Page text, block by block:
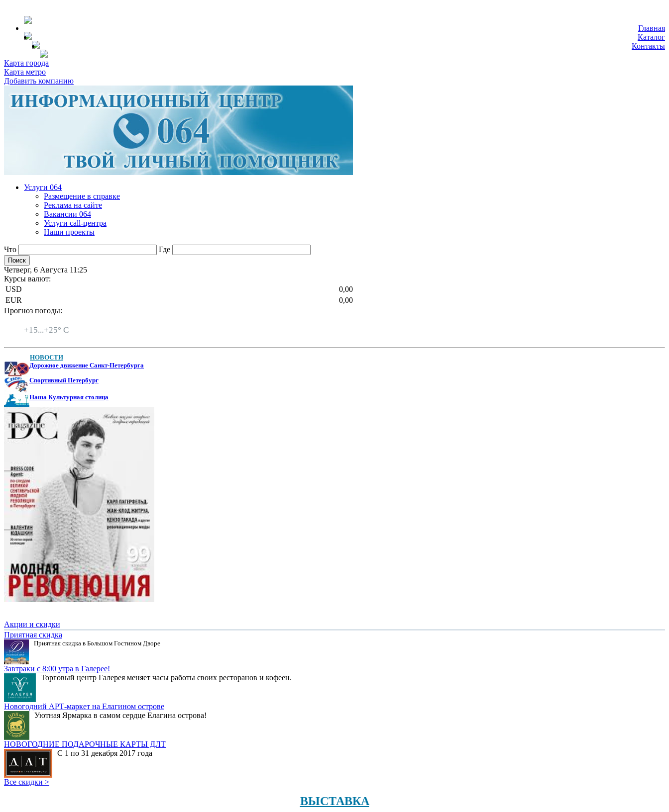
Главная
Каталог
Контакты
Карта города
Карта метро
Добавить компанию
Услуги 064
Размещение в справке
Реклама на сайте
Вакансии 064
Услуги call-центра
Наши проекты
Что Где
Четверг, 6 Августа 11:25
Курсы валют:
USD
0,00
EUR
0,00
Прогноз погоды:
+15...+25° C
НОВОСТИ
Дорожное движение Санкт-Петербурга
Спортивный Петербург
Наша Культурная столица
Акции и скидки
Приятная скидка
Приятная скидка в Большом Гостином Дворе
Завтраки с 8:00 утра в Галерее!
Торговый центр Галерея меняет часы работы своих ресторанов и кофеен.
Новогодний АРТ-маркет на Елагином острове
Уютная Ярмарка в самом сердце Елагина острова!
НОВОГОДНИЕ ПОДАРОЧНЫЕ КАРТЫ ДЛТ
С 1 по 31 декабря 2017 года
Все скидки >
ВЫСТАВКА